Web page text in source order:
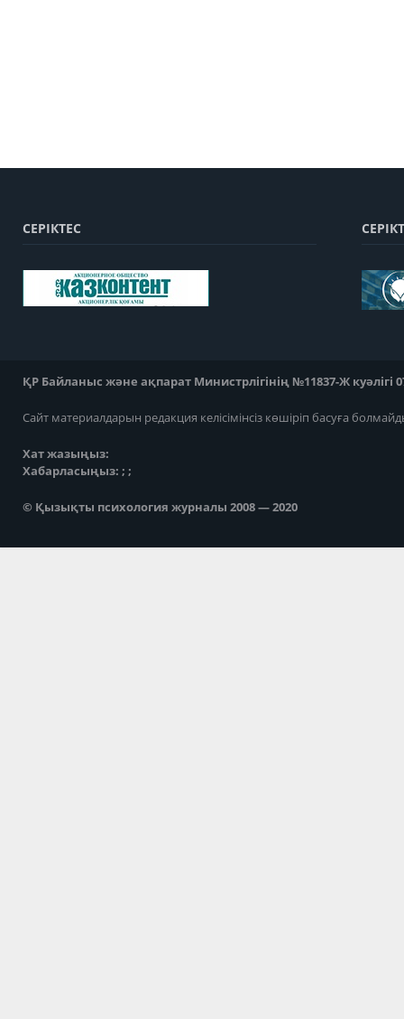
СЕРІКТЕС
ҚР Байланыс және ақпарат Министрлігінің №11837-Ж куәлігі
Сайт материалдарын редакция келісімінсіз көшіріп басуға
Хат жазыңыз:
Хабарласыңыз: ; ;
© Қызықты психология журналы 2008 — 2020